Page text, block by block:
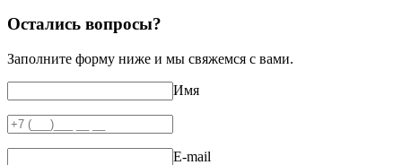
Остались вопросы?
Заполните форму ниже и мы свяжемся с вами.
Имя
E-mail